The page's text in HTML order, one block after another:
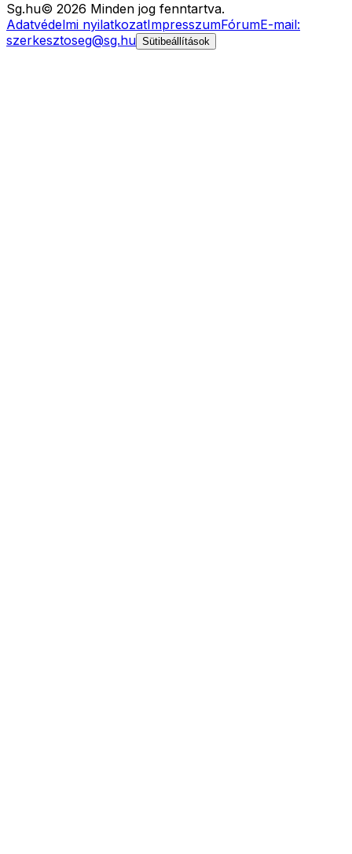
Sg.hu© 2026 Minden jog fenntartva.
Adatvédelmi nyilatkozatImpresszumFórumE-mail:
szerkesztoseg@sg.hu Sütibeállítások